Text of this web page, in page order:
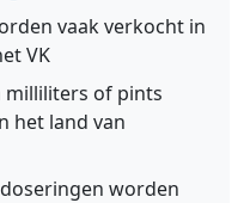
vaak verkocht in
VK
milliliters of pints
het land van
worden